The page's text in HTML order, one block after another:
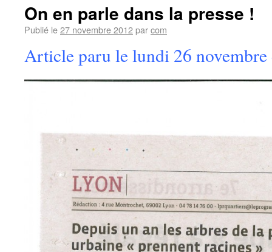
On en parle dans la presse !
Publié le27 novembre 2012parcom
Article paru le lundi 26 novembre